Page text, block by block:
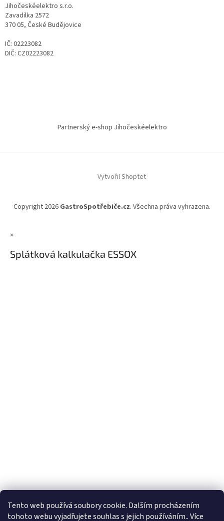
Tento web používá soubory cookie. Dalším procházením
tohoto webu vyjadřujete souhlas s jejich používáním.. Více
Jihočeskéelektro s.r.o.
Zavadilka 2572
370 05, České Budějovice
IČ: 02223082
DIČ: CZ02223082
Partnerský e-shop Jihočeskéelektro
Vytvořil Shoptet
Copyright 2026 GastroSpotřebiče.cz. Všechna práva vyhrazena.
×
Splátková kalkulačka ESSOX